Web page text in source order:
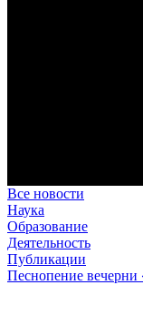
Все новости
Наука
Образование
Деятельность
Публикации
Песнопение вечерни